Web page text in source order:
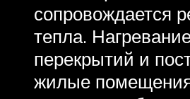
сопровождается
тепла.
перекрытий и
жилые